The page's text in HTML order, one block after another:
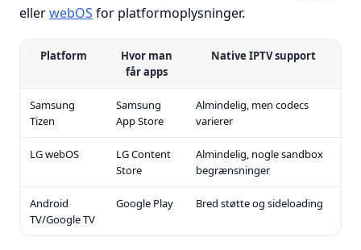
ellerwebOS for platformoplysninger.
Platform
Hvor man
får apps
Native IPTV support
Samsung
Tizen
Samsung
App Store
Almindelig, men codecs
varierer
LG webOS
LG Content
Store
Almindelig, nogle sandbox
begrænsninger
Android
TV/Google TV
Google Play Bred støtte og sideloading